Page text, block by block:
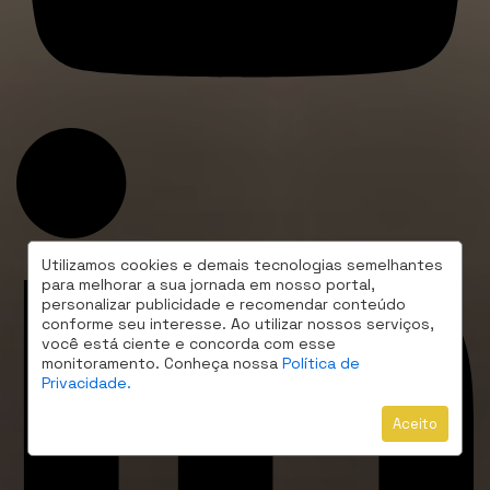
Utilizamos cookies e demais tecnologias semelhantes
para melhorar a sua jornada em nosso portal,
personalizar publicidade e recomendar conteúdo
conforme seu interesse. Ao utilizar nossos serviços,
você está ciente e concorda com esse
monitoramento. Conheça nossa Política de
Privacidade.
Aceito